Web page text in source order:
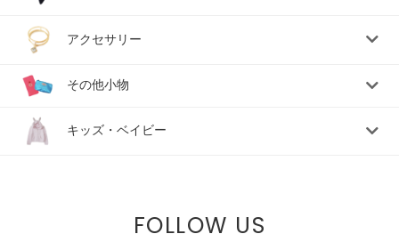
アクセサリー
その他小物
キッズ・ベイビー
FOLLOW US